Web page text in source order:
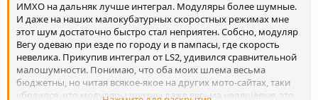
ИМХО на дальняк лучше интеграл. Модуляры более шумные.
И даже на наших малокубатурных скоростных режимах мне
этот шум достаточно быстро стал неприятен. Собсно, модуляр
Вегу одеваю при езде по городу и в пампасы, где скорость
невелика. Прикупив интеграл от LS2, удивился сравнительной
малошумности. Понимаю, что оба моих шлема весьма
бюджетны, но читая всякое-якое на других мото-сайтах, таки
убедился, что модуляры шумны даже весьма недешёвые, это